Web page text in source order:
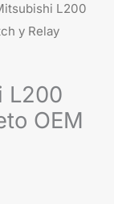
L200
y Relay
L200
OEM